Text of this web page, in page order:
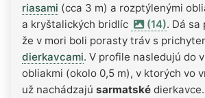
riasami (cca 3 m) a rozptýlenými
a kryštalických bridlíc
(14). Dá sa
že v mori boli porasty tráv s
dierkavcami. V profile nasledujú do
obliakmi (okolo 0,5 m), v ktorých vo
už nachádzajú sarmatské